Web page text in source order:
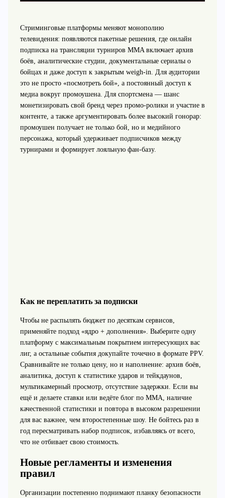
Стриминговые платформы меняют монополию
телевидения: появляются пакетные решения, где онлайн
подписка на трансляции турниров MMA включает архив
боёв, аналитические студии, документальные сериалы о
бойцах и даже доступ к закрытым weigh-in. Для аудитории
это не просто «посмотреть бой», а постоянный доступ к
медиа вокруг промоушена. Для спортсмена — шанс
монетизировать свой бренд через промо-ролики и участие в
контенте, а также аргументировать более высокий гонорар:
промоушен получает не только бой, но и медийного
персонажа, который удерживает подписчиков между
турнирами и формирует лояльную фан-базу.
Как не переплатить за подписки
Чтобы не распылять бюджет по десяткам сервисов,
применяйте подход «ядро + дополнения». Выберите одну
платформу с максимальным покрытием интересующих вас
лиг, а остальные события докупайте точечно в формате PPV.
Сравнивайте не только цену, но и наполнение: архив боёв,
аналитика, доступ к статистике ударов и тейкдаунов,
мультикамерный просмотр, отсутствие задержки. Если вы
ещё и делаете ставки или ведёте блог по ММА, наличие
качественной статистики и повтора в высоком разрешении
для вас важнее, чем второстепенные шоу. Не бойтесь раз в
год пересматривать набор подписок, избавляясь от всего,
что не отбивает свою стоимость.
Новые регламенты и изменения
правил
Организации постепенно поднимают планку безопасности